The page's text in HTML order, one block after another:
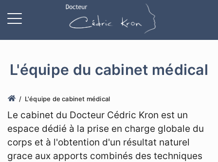
L'équipe du cabinet médical
L'équipe de cabinet médical
Le cabinet du Docteur Cédric Kron est un
espace dédié à la prise en charge globale du
corps et à l'obtention d'un résultat naturel
grace aux apports combinés des techniques